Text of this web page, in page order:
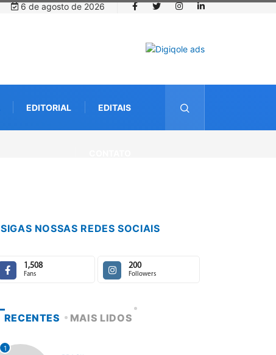
6 de agosto de 2026
EDITORIAL EDITAIS
SIGAS NOSSAS REDES SOCIAIS
1,508
Fans
200
Followers
RECENTES MAIS LIDOS
1